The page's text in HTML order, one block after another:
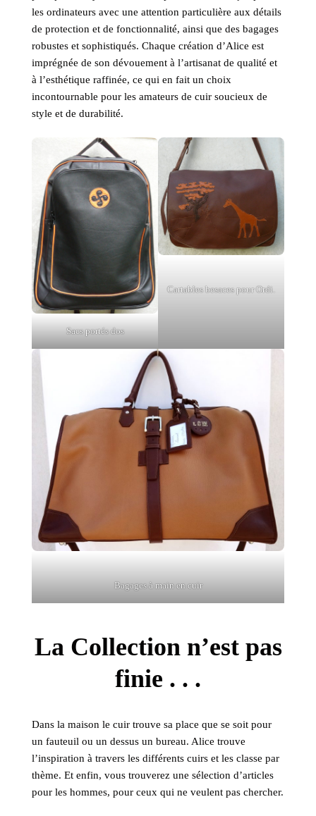
les ordinateurs avec une attention particulière aux détails
de protection et de fonctionnalité, ainsi que des bagages
robustes et sophistiqués. Chaque création d’Alice est
imprégnée de son dévouement à l’artisanat de qualité et
à l’esthétique raffinée, ce qui en fait un choix
incontournable pour les amateurs de cuir soucieux de
style et de durabilité.
Sacs portés dos
Cartables besaces pour Ordi.
Bagages à main en cuir
La Collection n’est pas
finie . . .
Dans la maison le cuir trouve sa place que se soit pour
un fauteuil ou un dessus un bureau. Alice trouve
l’inspiration à travers les différents cuirs et les classe par
thème. Et enfin, vous trouverez une sélection d’articles
pour les hommes, pour ceux qui ne veulent pas chercher.